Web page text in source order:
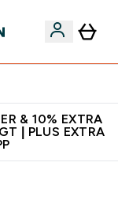
& 10% EXTRA
| PLUS EXTRA